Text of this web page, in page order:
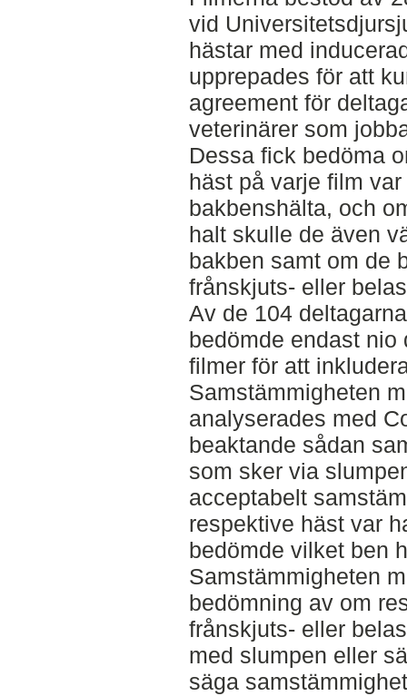
vid
hästar med
upprepades för att
agreement för
veterinärer som
Dessa fick bedöma
häst på varje film
bakbenshälta, och
halt skulle de även
bakben samt om de
frånskjuts- eller
Av de 104
bedömde endast
filmer för att
Samstämmigheten
analyserades med
beaktande sådan
som sker via
acceptabelt
respektive häst var
bedömde vilket ben
Samstämmigheten
bedömning av om
frånskjuts- eller
med slumpen eller
säga